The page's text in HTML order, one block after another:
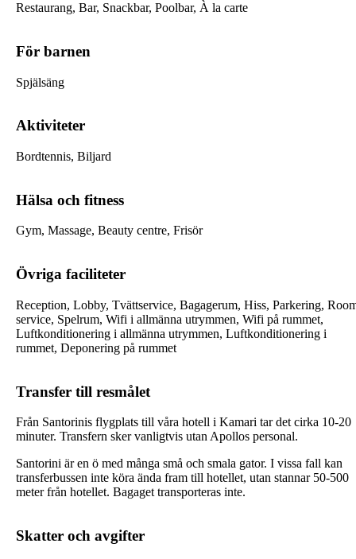
Restaurang, Bar, Snackbar, Poolbar, À la carte
För barnen
Spjälsäng
Aktiviteter
Bordtennis, Biljard
Hälsa och fitness
Gym, Massage, Beauty centre, Frisör
Övriga faciliteter
Reception, Lobby, Tvättservice, Bagagerum, Hiss, Parkering,
service, Spelrum, Wifi i allmänna utrymmen, Wifi på rummet,
Luftkonditionering i allmänna utrymmen, Luftkonditionering i
rummet, Deponering på rummet
Transfer till resmålet
Från Santorinis flygplats till våra hotell i Kamari tar det cirka 10-20
minuter. Transfern sker vanligtvis utan Apollos personal.
Santorini är en ö med många små och smala gator. I vissa fall kan
transferbussen inte köra ända fram till hotellet, utan stannar 50-500
meter från hotellet. Bagaget transporteras inte.
Skatter och avgifter